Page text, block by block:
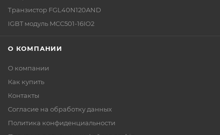
Транзистор FGL40N120AND
IGBT модуль MCC501-16IO2
О КОМПАНИИ
О компании
Как купить
Контакты
Согласие на обработку данных
Политика конфиденциальности